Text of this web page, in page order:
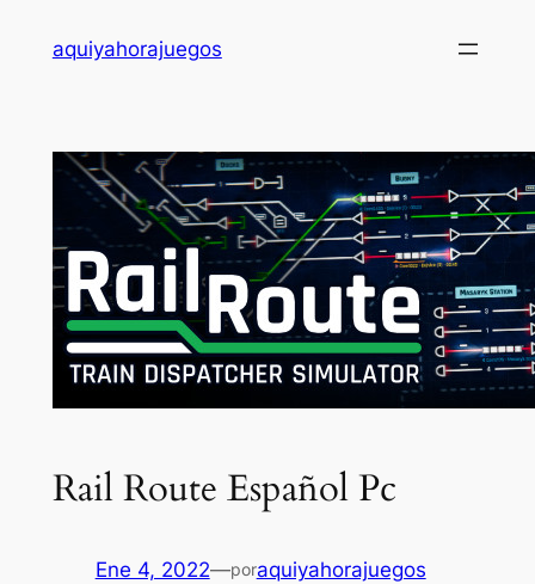
aquiyahorajuegos
Rail Route Español Pc
Ene 4, 2022—poraquiyahorajuegos